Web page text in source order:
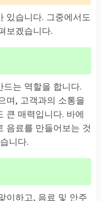
있습니다. 그중에서도
보겠습니다.
는 역할을 합니다.
며, 고객과의 소통을
큰 매력입니다. 바에
음료를 만들어보는 것
니다.
이하고, 음료 및 안주